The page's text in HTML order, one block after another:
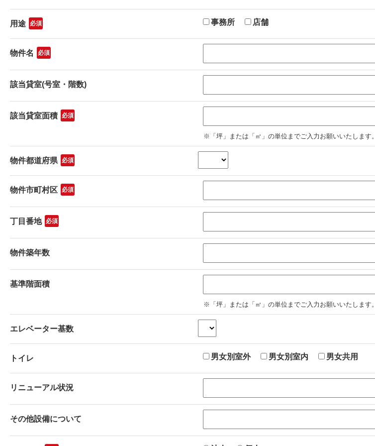
用途 事務所 店舗
物件名
該当貸室(号室・階数)
該当貸室面積
※「坪」または「㎡」の単位までご入力お願いいたします。
物件都道府県
物件市町村区
丁目番地
物件築年数
基準階面積
※「坪」または「㎡」の単位までご入力お願いいたします。
エレベーター基数
トイレ 男女別室外 男女別室内 男女共用
リニューアル状況
その他設備について